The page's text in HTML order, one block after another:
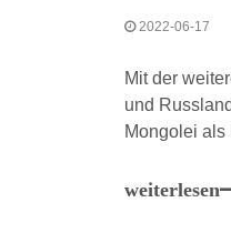
2022-06-17
Mit der
und
Mongolei
mehr
weiterlesen